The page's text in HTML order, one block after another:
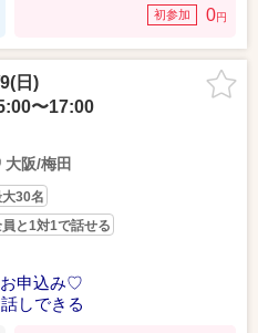
初参加 0円
日)
〜17:00
大阪/梅田
30名
と1対1で話せる
お申込み♡
しできる